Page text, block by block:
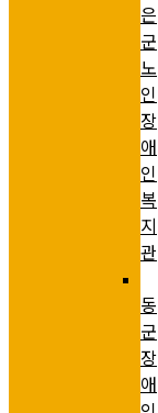
은
군
노
인
장
애
인
복
지
관
동
군
장
애